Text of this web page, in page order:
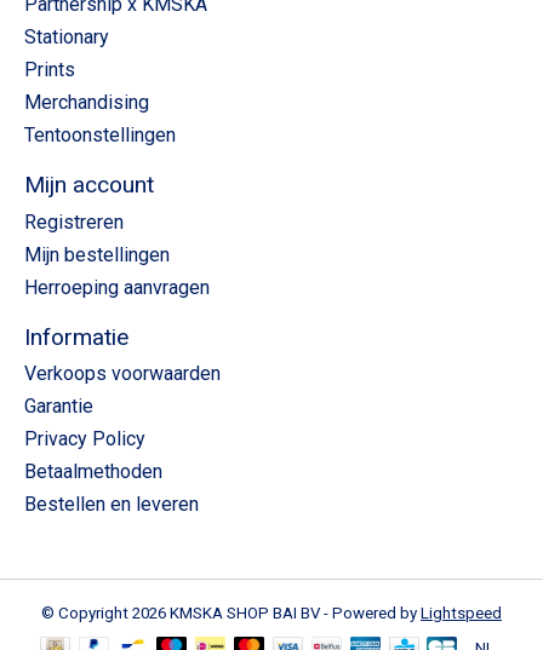
Stationary
Prints
Merchandising
Tentoonstellingen
Mijn account
Registreren
Mijn bestellingen
Herroeping aanvragen
Informatie
Verkoops voorwaarden
Garantie
Privacy Policy
Betaalmethoden
Bestellen en leveren
© Copyright 2026 KMSKA SHOP BAI BV - Powered by Lightspeed